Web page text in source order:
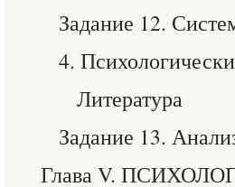
Задание 12.
4.
Литература
Задание 13.
Глава V.